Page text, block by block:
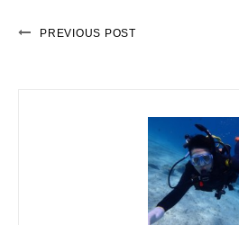
PREVIOUS POST